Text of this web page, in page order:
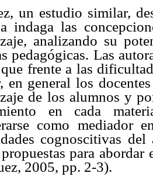
un estudio similar,
indaga las
analizando su
pedagógicas. Las
frente a las
en general los
de los alumnos y
en cada
como mediador
cognoscitivas
para
2005, pp. 2-3).